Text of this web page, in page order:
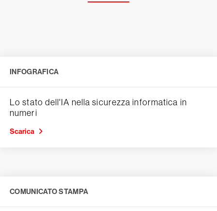
INFOGRAFICA
Lo stato dell'IA nella sicurezza informatica in
numeri
Scarica
COMUNICATO STAMPA